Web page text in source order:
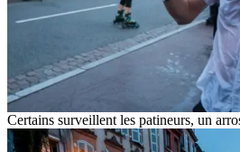
Certains surveillent les patineurs, un